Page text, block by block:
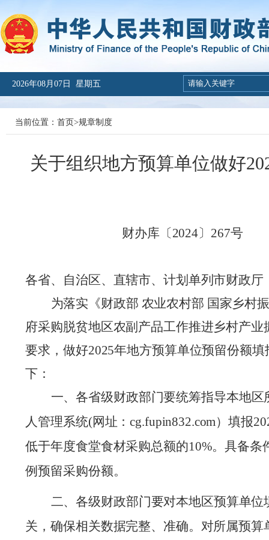
2026年08月07日 星期五
当前位置： 首页>规章制度
关于组织地方预算单位做好
财办库〔2024〕 267号
各省、自治区、直辖市、计划单列市财政
为落实《财政部 农业农村部 国家乡村
府采购脱贫地区农副产品工作推进乡村产业
要求，做好2025年地方预算单位预留份额
下：
一、各省级财政部门要统筹指导本地区
人管理系统(网址：cg.fupin832.com）填报
低于年度食堂食材采购总额的10%。具备条
例预留采购份额。
二、各级财政部门要对本地区预算单
关，确保相关数据完整、准确。对所属预